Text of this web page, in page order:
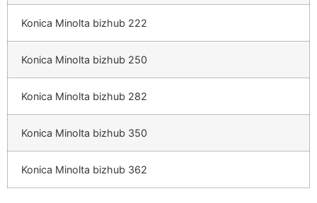
Konica Minolta bizhub 222
Konica Minolta bizhub 250
Konica Minolta bizhub 282
Konica Minolta bizhub 350
Konica Minolta bizhub 362